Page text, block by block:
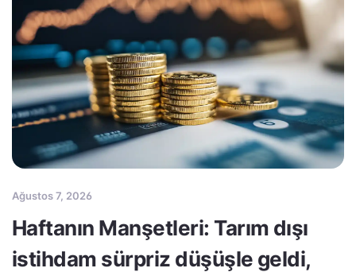
Ağustos 7, 2026
Haftanın Manşetleri: Tarım dışı
istihdam sürpriz düşüşle geldi,